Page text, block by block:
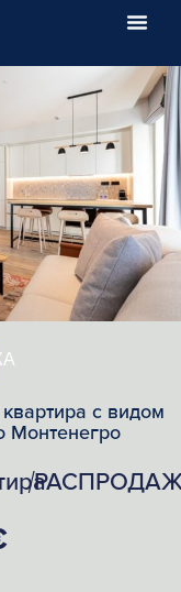
с видом
Монтенегро
/